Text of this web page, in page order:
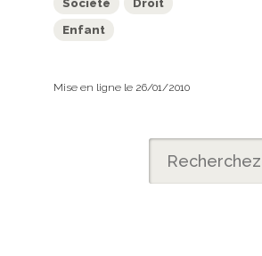
Société
Droit
Enfant
Mise en ligne le 26/01/2010